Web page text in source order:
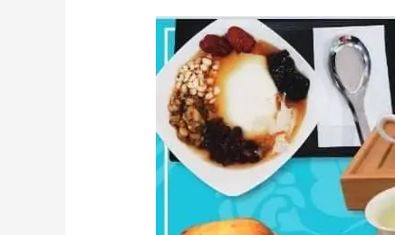
ア
シ
テ
ィ
21(松
本